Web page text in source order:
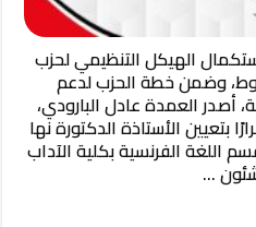
الهيكل التنظيمي لحزب
وضمن خطة الحزب لدعم
أصدر العمدة عادل البارودي،
بتعيين الأستاذة الدكتورة نها
اللغة الفرنسية بكلية الآداب
…